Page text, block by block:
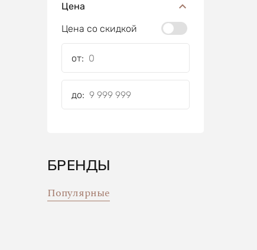
Цена
Цена со скидкой
от:
до:
БРЕНДЫ
Популярные